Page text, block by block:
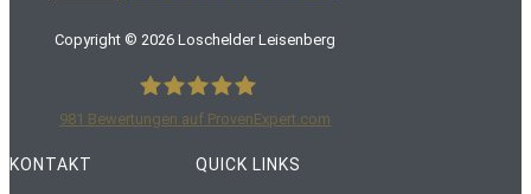
Copyright © 2026 Loschelder Leisenberg
LoschelderLeisenberg Rechtsanwälte
981 Bewertungen auf ProvenExpert.com
KONTAKT QUICK LINKS